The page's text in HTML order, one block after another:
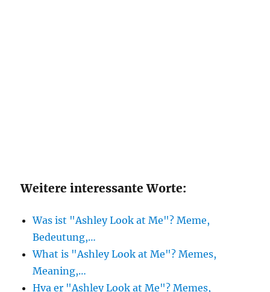
Weitere interessante Worte:
Was ist "Ashley Look at Me"? Meme,
Bedeutung,…
What is "Ashley Look at Me"? Memes,
Meaning,…
Hva er "Ashley Look at Me"? Memes,